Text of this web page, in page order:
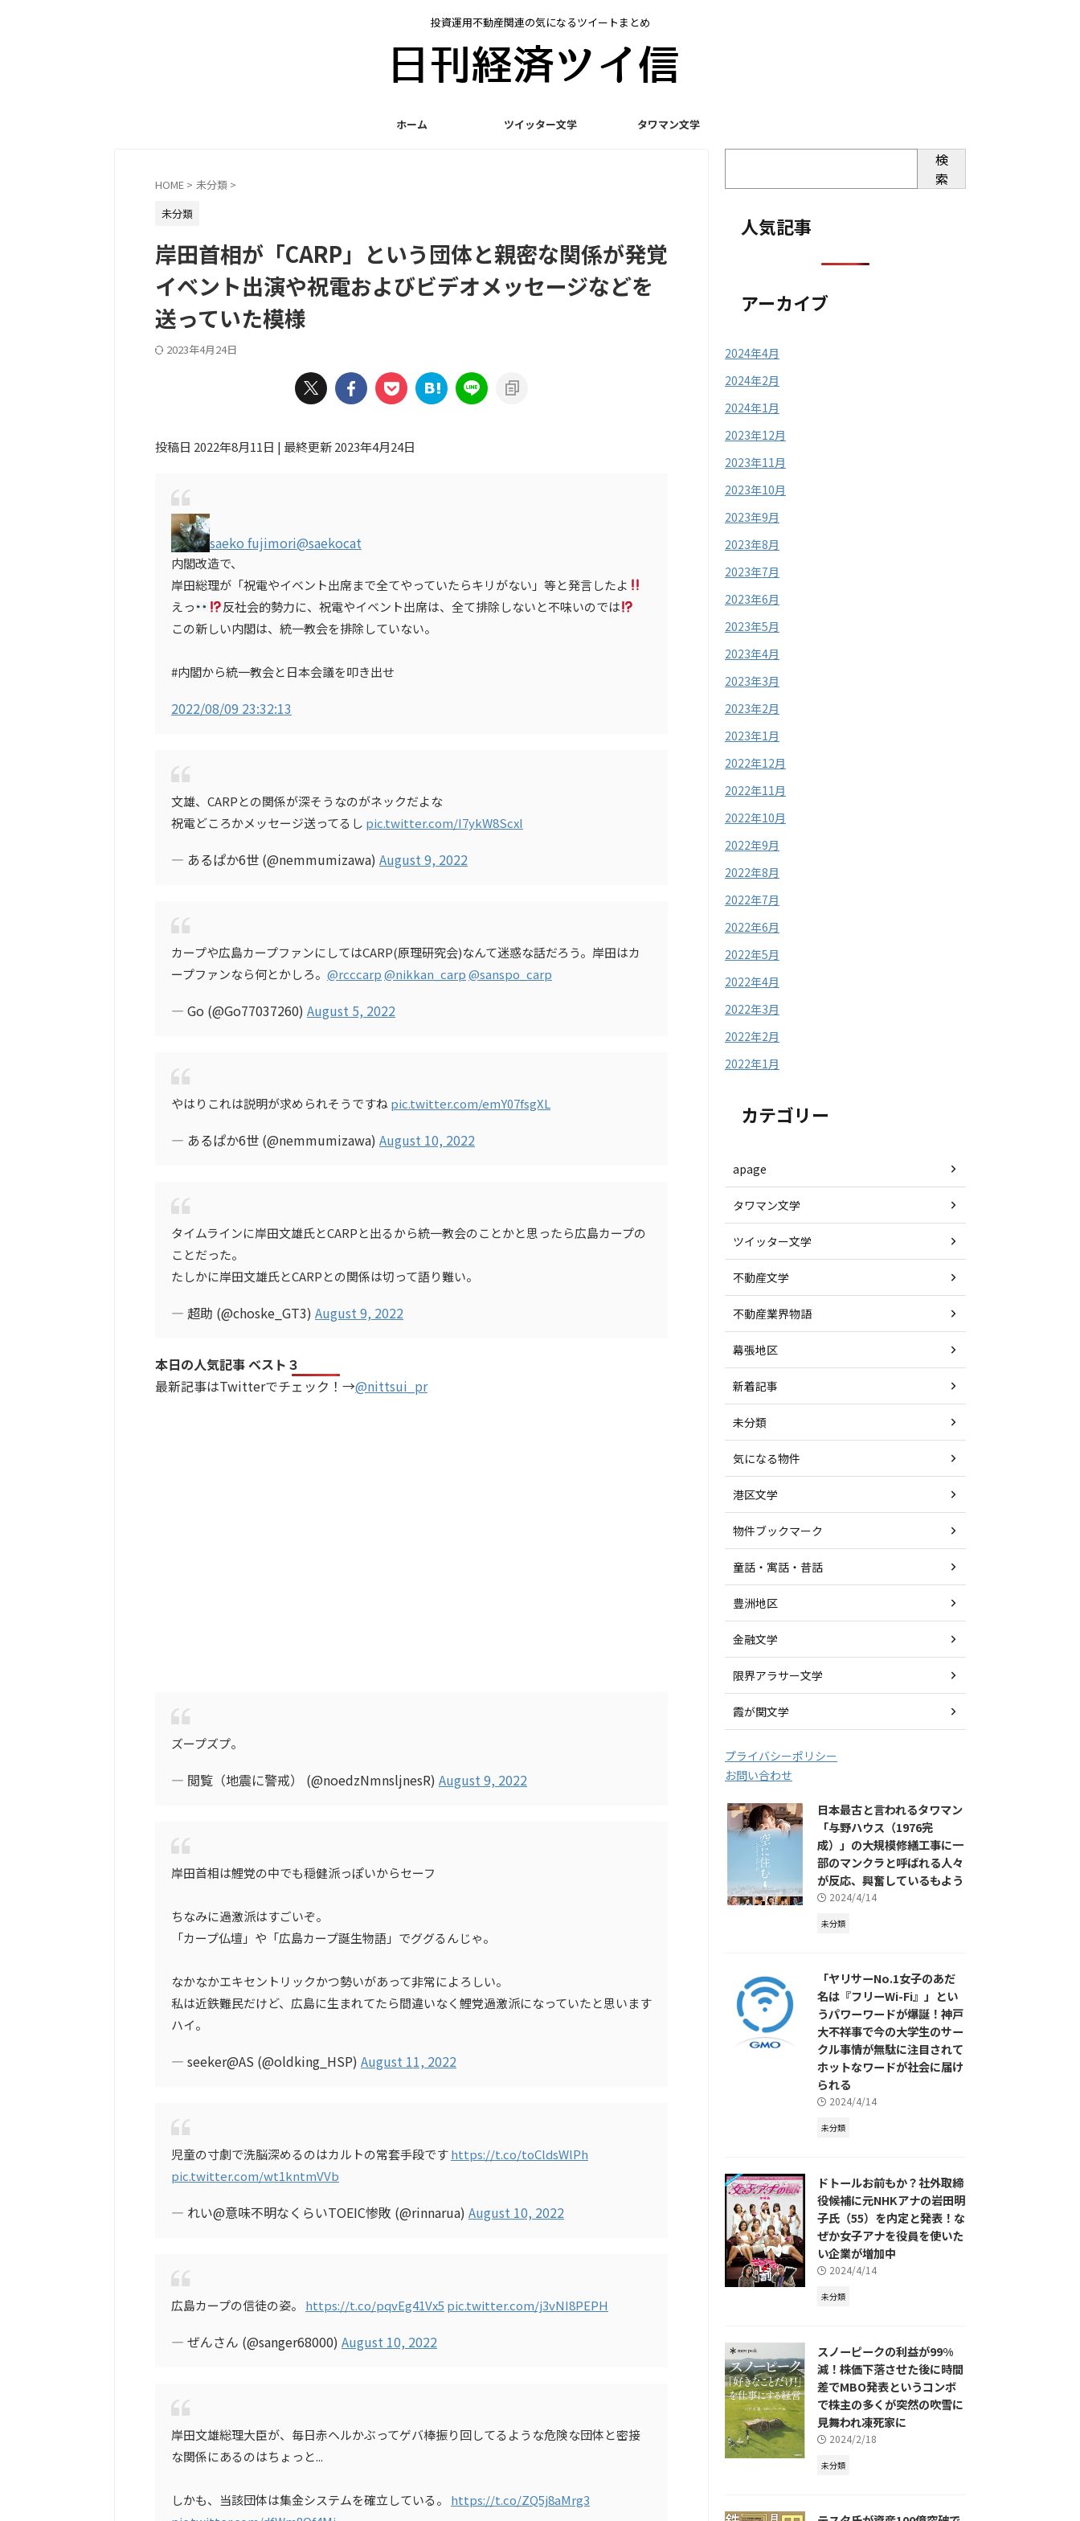
投資運用不動産関連の気になるツイートまとめ
ホーム ツイッター文学 タワマン文学
HOME > 未分類 >
未分類
岸田首相が「CARP」という団体と親密な関係が発覚
イベント出演や祝電およびビデオメッセージなどを
送っていた模様
2023年4月24日
投稿日 2022年8月11日 | 最終更新 2023年4月24日
saeko fujimori@saekocat
内閣改造で、
岸田総理が「祝電やイベント出席まで全てやっていたらキリがない」等と発言したよ
えっ
反社会的勢力に、祝電やイベント出席は、全て排除しないと不味いのでは
この新しい内閣は、統一教会を排除していない。
#内閣から統一教会と日本会議を叩き出せ
2022/08/09 23:32:13
文雄、CARPとの関係が深そうなのがネックだよな
祝電どころかメッセージ送ってるし pic.twitter.com/I7ykW8ScxI
— あるぱか6世 (@nemmumizawa) August 9, 2022
カープや広島カープファンにしてはCARP(原理研究会)なんて迷惑な話だろう。岸田はカ
ープファンなら何とかしろ。 @rcccarp@nikkan_carp@sanspo_carp
— Go (@Go77037260) August 5, 2022
やはりこれは説明が求められそうですねpic.twitter.com/emY07fsgXL
— あるぱか6世 (@nemmumizawa) August 10, 2022
タイムラインに岸田文雄氏とCARPと出るから統一教会のことかと思ったら広島カープの
ことだった。
たしかに岸田文雄氏とCARPとの関係は切って語り難い。
— 超助 (@choske_GT3) August 9, 2022
本日の人気記事 ベスト３
最新記事はTwitterでチェック！→@nittsui_pr
ズープズプ。
— 閲覧（地震に警戒） (@noedzNmnsljnesR) August 9, 2022
岸田首相は鯉党の中でも穏健派っぽいからセーフ
ちなみに過激派はすごいぞ。
「カープ仏壇」や「広島カープ誕生物語」でググるんじゃ。
なかなかエキセントリックかつ勢いがあって非常によろしい。
私は近鉄難民だけど、広島に生まれてたら間違いなく鯉党過激派になっていたと思います
ハイ。
— seeker@AS (@oldking_HSP) August 11, 2022
児童の寸劇で洗脳深めるのはカルトの常套手段ですhttps://t.co/toCldsWlPh
pic.twitter.com/wt1kntmVVb
— れい@意味不明なくらいTOEIC惨敗 (@rinnarua) August 10, 2022
広島カープの信徒の姿。 https://t.co/pqvEg41Vx5 pic.twitter.com/j3vNI8PEPH
— ぜんさん (@sanger68000) August 10, 2022
岸田文雄総理大臣が、毎日赤ヘルかぶってゲバ棒振り回してるような危険な団体と密接
な関係にあるのはちょっと...
しかも、当該団体は集金システムを確立している。 https://t.co/ZQ5j8aMrg3
検
索
人気記事
アーカイブ
2024年4月
2024年2月
2024年1月
2023年12月
2023年11月
2023年10月
2023年9月
2023年8月
2023年7月
2023年6月
2023年5月
2023年4月
2023年3月
2023年2月
2023年1月
2022年12月
2022年11月
2022年10月
2022年9月
2022年8月
2022年7月
2022年6月
2022年5月
2022年4月
2022年3月
2022年2月
2022年1月
カテゴリー
apage
タワマン文学
ツイッター文学
不動産文学
不動産業界物語
幕張地区
新着記事
未分類
気になる物件
港区文学
物件ブックマーク
童話・寓話・昔話
豊洲地区
金融文学
限界アラサー文学
霞が関文学
プライバシーポリシー
お問い合わせ
日本最古と言われるタワマン
「与野ハウス（1976完
成）」の大規模修繕工事に一
部のマンクラと呼ばれる人々
が反応、興奮しているもよう
2024/4/14
未分類
「ヤリサーNo.1女子のあだ
名は『フリーWi-Fi』」とい
うパワーワードが爆誕！神戸
大不祥事で今の大学生のサー
クル事情が無駄に注目されて
ホットなワードが社会に届け
られる
2024/4/14
未分類
ドトールお前もか？社外取締
役候補に元NHKアナの岩田明
子氏（55）を内定と発表！な
ぜか女子アナを役員を使いた
い企業が増加中
2024/4/14
未分類
スノーピークの利益が99%
減！株価下落させた後に時間
差でMBO発表というコンボ
で株主の多くが突然の吹雪に
見舞われ凍死家に
2024/2/18
未分類